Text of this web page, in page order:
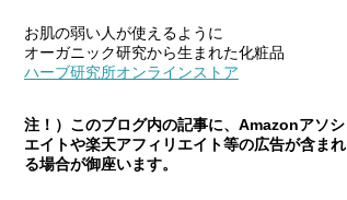
お肌の弱い人が使えるように
オーガニック研究から生まれた化粧品
ハーブ研究所オンラインストア
注！）このブログ内の記事に、Amazonアソシ
エイトや楽天アフィリエイト等の広告が含まれ
る場合が御座います。